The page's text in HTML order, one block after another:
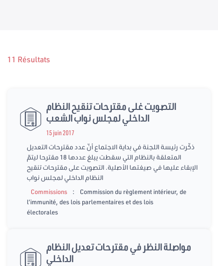
11 Résultats
التصويت غلى مقترحات تنقيح النظام
الداخلي لمجلس نواب الشعب
15 juin 2017
ذكّرت رئيسة اللجنة في بداية الاجتماع أنّ عدد مقترحات التعديل
المتعلقة بالنظام التي سقطت يبلغ عددها 18 مقترحا ليتمّ
الإبقاء عليها في صيغتها الأصلية. التصويت على مقترحات تنقيح
النظام الداخلي لمجلس نواب
Commissions
:
Commission du règlement intérieur, de
l’immunité, des lois parlementaires et des lois
électorales
مواصلة النظر في مقترحات تعديل النظام
الداخلي